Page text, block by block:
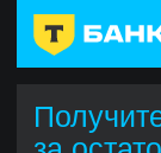
Эксперты
моменты, дадут
и проведут
код до